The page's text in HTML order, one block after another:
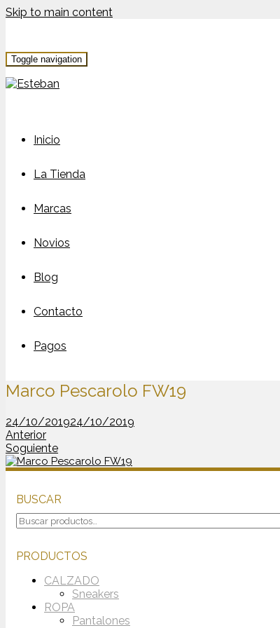
Skip to main content
Toggle navigation
Inicio
La Tienda
Marcas
Novios
Blog
Contacto
Pagos
Marco Pescarolo FW19
24/10/201924/10/2019
Anterior
Soguiente
BUSCAR
Buscar
por:
PRODUCTOS
CALZADO
Sneakers
ROPA
Pantalones